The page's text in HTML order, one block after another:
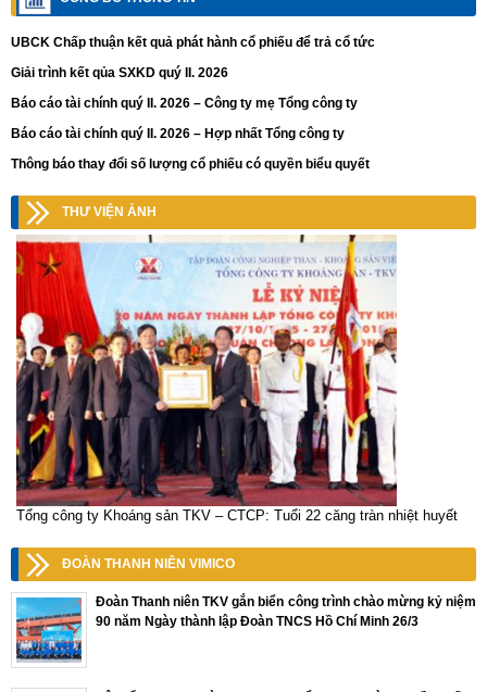
UBCK Chấp thuận kết quả phát hành cổ phiếu để trả cổ tức
Giải trình kết qủa SXKD quý II. 2026
Báo cáo tài chính quý II. 2026 – Công ty mẹ Tổng công ty
Báo cáo tài chính quý II. 2026 – Hợp nhất Tổng công ty
Thông báo thay đổi số lượng cổ phiếu có quyền biểu quyết
THƯ VIỆN ẢNH
Tổng công ty Khoáng sản TKV – CTCP: Tuổi 22 căng tràn nhiệt huyết
ĐOÀN THANH NIÊN VIMICO
Đoàn Thanh niên TKV gắn biển công trình chào mừng kỷ niệm
90 năm Ngày thành lập Đoàn TNCS Hồ Chí Minh 26/3